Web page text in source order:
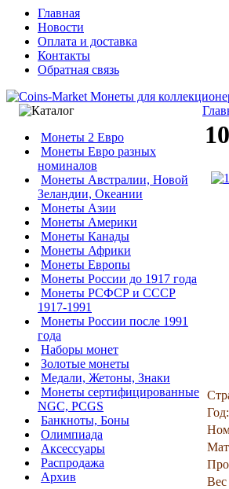
Главная
Новости
Оплата и доставка
Контакты
Обратная связь
Монеты 2 Евро
Монеты Евро разных
номиналов
Монеты Австралии, Новой
Зеландии, Океании
Монеты Азии
Монеты Америки
Монеты Канады
Монеты Африки
Монеты Европы
Монеты России до 1917 года
Монеты РСФСР и СССР
1917-1991
Монеты России после 1991
года
Наборы монет
Золотые монеты
Медали, Жетоны, Знаки
Монеты сертифицированные
NGC, PCGS
Банкноты, Боны
Олимпиада
Аксессуары
Распродажа
Архив
Год:
Вес